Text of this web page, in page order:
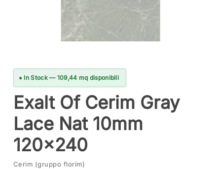
● In Stock — 109,44 mq disponibili
Exalt Of Cerim Gray
Lace Nat 10mm
120×240
Cerim (gruppo florim)